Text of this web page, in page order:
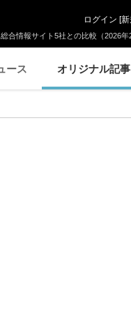
合情報サイト5社との比較（2026年
ログイン [
ース オリジナル記事